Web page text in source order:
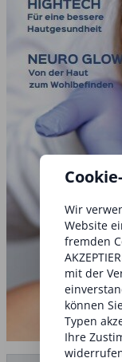
Wir
Website
fremden
mit der
können
Typen
Ihre